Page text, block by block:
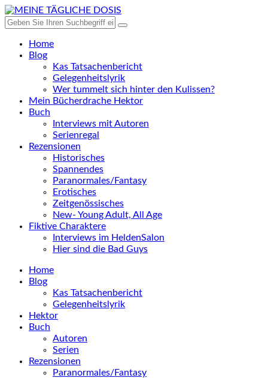
Home
Blog
Kas Tatsachenbericht
Gelegenheitslyrik
Wer tummelt sich hinter den Kulissen?
Mein Bücherdrache Hektor
Buch
Interviews mit Autoren
Serienregal
Rezensionen
Historisches
Spannendes
Paranormales/Fantasy
Erotisches
Zeitgenössisches
New- Young Adult, All Age
Fiktive Charaktere
Interviews im HeldenSalon
Hier sind die Bad Guys
Home
Blog
Kas Tatsachenbericht
Gelegenheitslyrik
Hektor
Buch
Autoren
Serien
Rezensionen
Paranormales/Fantasy